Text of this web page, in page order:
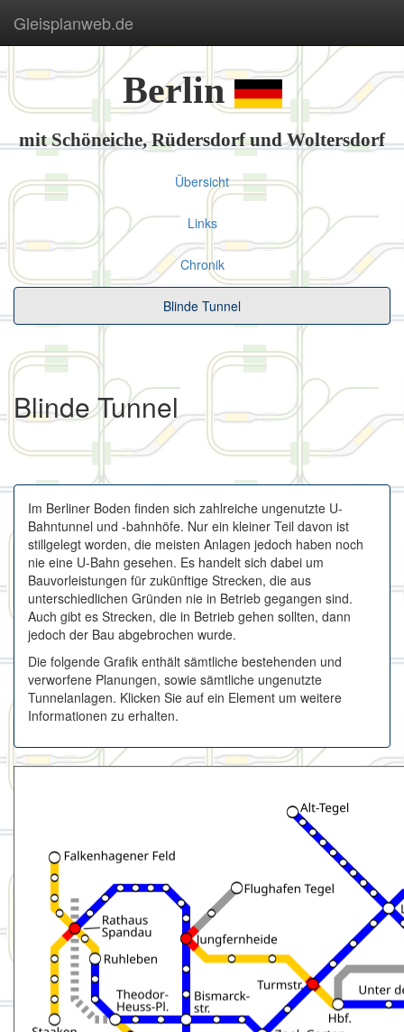
Gleisplanweb.de
Berlin
mit Schöneiche, Rüdersdorf und Woltersdorf
Übersicht
Links
Chronik
Blinde Tunnel
Blinde Tunnel
Im Berliner Boden finden sich zahlreiche ungenutzte U-
Bahntunnel und -bahnhöfe. Nur ein kleiner Teil davon ist
stillgelegt worden, die meisten Anlagen jedoch haben noch
nie eine U-Bahn gesehen. Es handelt sich dabei um
Bauvorleistungen für zukünftige Strecken, die aus
unterschiedlichen Gründen nie in Betrieb gegangen sind.
Auch gibt es Strecken, die in Betrieb gehen sollten, dann
jedoch der Bau abgebrochen wurde.
Die folgende Grafik enthält sämtliche bestehenden und
verworfene Planungen, sowie sämtliche ungenutzte
Tunnelanlagen. Klicken Sie auf ein Element um weitere
Informationen zu erhalten.